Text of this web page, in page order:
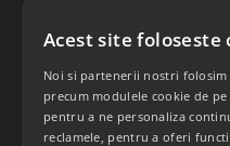
Retur produse
Acest site foloseste
Noi si partenerii nostri
precum modulele cookie de
pentru a ne personaliza
reclamele, pentru a oferi